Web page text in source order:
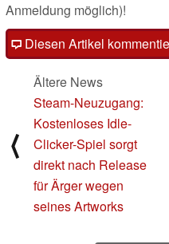
Anmeldung möglich)!
Diesen Artikel
⟨
Ältere News
Steam-Neuzugang:
Kostenloses Idle-
Clicker-Spiel sorgt
direkt nach Release
für Ärger wegen
seines Artworks